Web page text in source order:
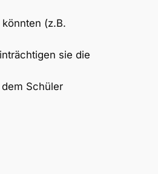
(z.B.
sie die
Schüler